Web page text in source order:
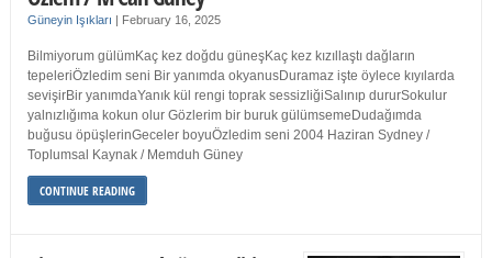
Güneyin Işıkları | February 16, 2025
Bilmiyorum gülümKaç kez doğdu güneşKaç kez kızıllaştı dağların
tepeleriÖzledim seni Bir yanımda okyanusDuramaz işte öylece kıyılarda
sevişirBir yanımdaYanık kül rengi toprak sessizliğiSalınıp dururSokulur
yalnızlığıma kokun olur Gözlerim bir buruk gülümsemeDudağımda
buğusu öpüşlerinGeceler boyuÖzledim seni 2004 Haziran Sydney /
Toplumsal Kaynak / Memduh Güney
CONTINUE READING